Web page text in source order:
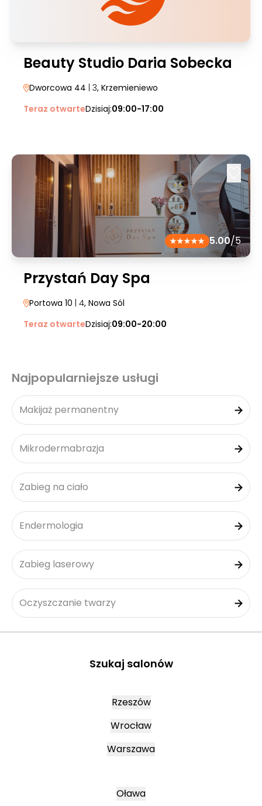
Beauty Studio Daria Sobecka
Dworcowa 44 | 3, Krzemieniewo
Teraz otwarteDzisiaj:09:00-17:00
5.00/5
Przystań Day Spa
Portowa 10 | 4, Nowa Sól
Teraz otwarteDzisiaj:09:00-20:00
Najpopularniejsze usługi
Makijaż permanentny
Mikrodermabrazja
Zabieg na ciało
Endermologia
Zabieg laserowy
Oczyszczanie twarzy
Szukaj salonów
Rzeszów
Wrocław
Warszawa
Oława